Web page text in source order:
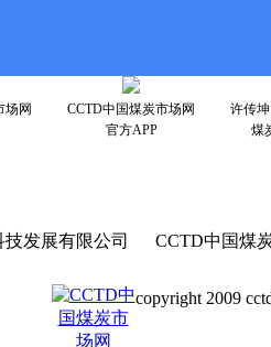
场网
CCTD中国煤炭市场网
官方APP
许传
煤
技发展有限公司 CCTD中国
copyright 2009